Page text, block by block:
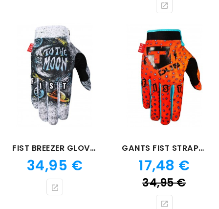
FIST BREEZER GLOVE COREY CREED TO THE MOON
Prix
34,95 €
GANTS FIST STRAPPED TDUB FLUPPIN
Prix
17,48 €
34,95 €Prix